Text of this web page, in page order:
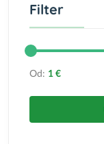
Filter
Od: 1 €